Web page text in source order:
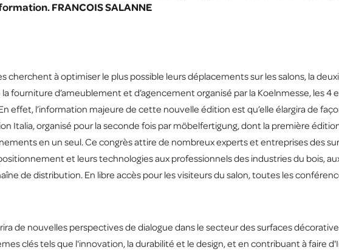
FRANCOIS SALANNE
cherchent à optimiser le plus possible leurs déplacements sur les salons, la
fourniture d’ameublement et d’agencement organisé par la Koelnmesse, les 4
effet, l’information majeure de cette nouvelle édition est qu’elle élargira de
Italia, organisé pour la seconde fois par möbelfertigung, dont la première
en un seul. Ce congrès attire de nombreux experts et entreprises des
et leurs technologies aux professionnels des industries du bois,
de distribution. En libre accès pour les visiteurs du salon, toutes les
de nouvelles perspectives de dialogue dans le secteur des surfaces
clés tels que l'innovation, la durabilité et le design, et en contribuant à faire